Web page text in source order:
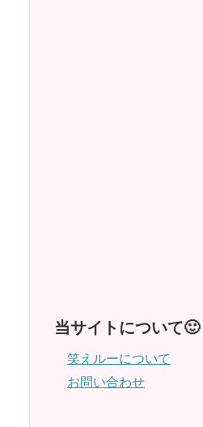
当サイトについて🙂
笑えルーについて
お問い合わせ